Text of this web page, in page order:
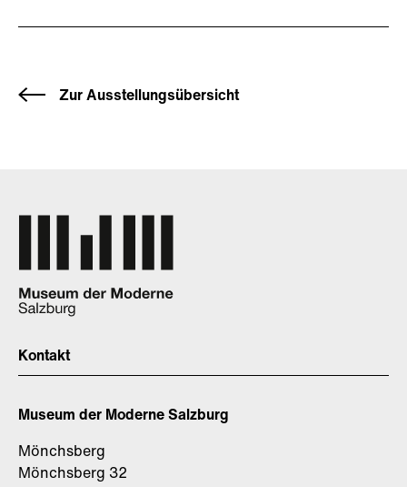
Zur Ausstellungsübersicht
Kontakt
Museum der Moderne Salzburg
Mönchsberg
Mönchsberg 32